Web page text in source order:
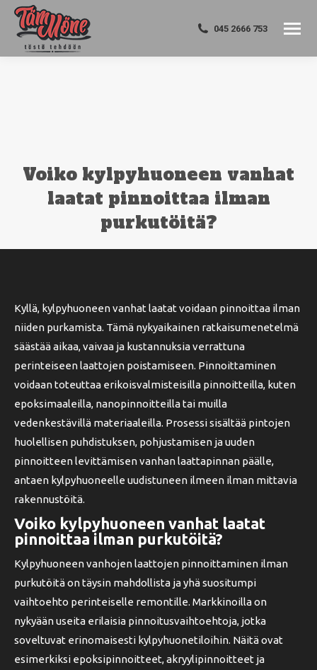
045 2666 753
Voiko kylpyhuoneen vanhat
laatat pinnoittaa ilman
purkutöitä?
Kyllä, kylpyhuoneen vanhat laatat voidaan pinnoittaa ilman
niiden purkamista. Tämä nykyaikainen ratkaisumenetelmä
säästää aikaa, vaivaa ja kustannuksia verrattuna
perinteiseen laattojen poistamiseen. Pinnoittaminen
voidaan toteuttaa erikoisvalmisteisilla pinnoitteilla, kuten
epoksimaaleilla, nanopinnoitteilla tai muilla
vedenkestävillä materiaaleilla. Prosessi sisältää pintojen
huolellisen puhdistuksen, pohjustamisen ja uuden
pinnoitteen levittämisen vanhan laattapinnan päälle,
antaen kylpyhuoneelle uudistuneen ilmeen ilman mittavia
rakennustöitä.
Voiko kylpyhuoneen vanhat laatat
pinnoittaa ilman purkutöitä?
Kylpyhuoneen vanhojen laattojen pinnoittaminen ilman
purkutöitä on täysin mahdollista ja yhä suositumpi
vaihtoehto perinteiselle remontille. Markkinoilla on
nykyään useita erilaisia pinnoitusvaihtoehtoja, jotka
soveltuvat erinomaisesti kylpyhuonetiloihin. Näitä ovat
esimerkiksi epoksipinnoitteet, akryylipinnoitteet ja